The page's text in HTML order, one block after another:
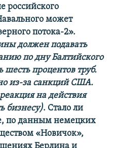
российского
может
потока-2».
должен подавать
по дну Балтийского
шесть процентов труб.
из-за санкций США.
на действия
бизнесу). Стало ли
по данным немецких
«Новичок»,